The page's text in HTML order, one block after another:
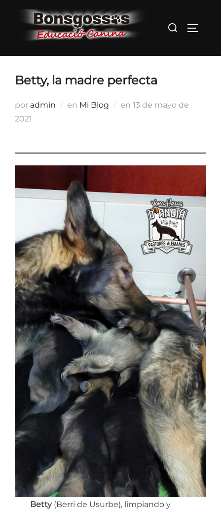
contenido
Buscar:
Betty, la madre perfecta
por admin en Mi Blog en Publicado
13 de mayo de
2021
Betty(Berri de Usurbe), limpiando y